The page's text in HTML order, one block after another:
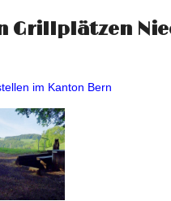
Grillplätzen
im Kanton Bern